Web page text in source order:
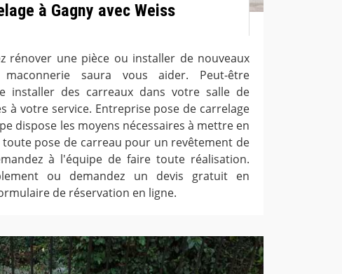
à Gagny avec Weiss
rénover une pièce ou installer de nouveaux
maconnerie saura vous aider. Peut-être
installer des carreaux dans votre salle de
à votre service. Entreprise pose de carrelage
dispose les moyens nécessaires à mettre en
toute pose de carreau pour un revêtement de
à l'équipe de faire toute réalisation.
ou demandez un devis gratuit en
de réservation en ligne.